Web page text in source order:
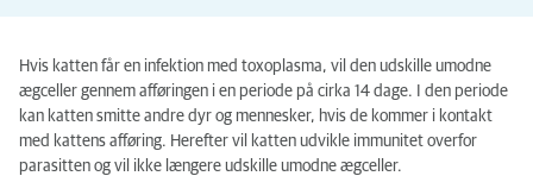
Hvis katten får en infektion med toxoplasma, vil den udskille umodne
ægceller gennem afføringen i en periode på cirka 14 dage. I den periode
kan katten smitte andre dyr og mennesker, hvis de kommer i kontakt
med kattens afføring. Herefter vil katten udvikle immunitet overfor
parasitten og vil ikke længere udskille umodne ægceller.